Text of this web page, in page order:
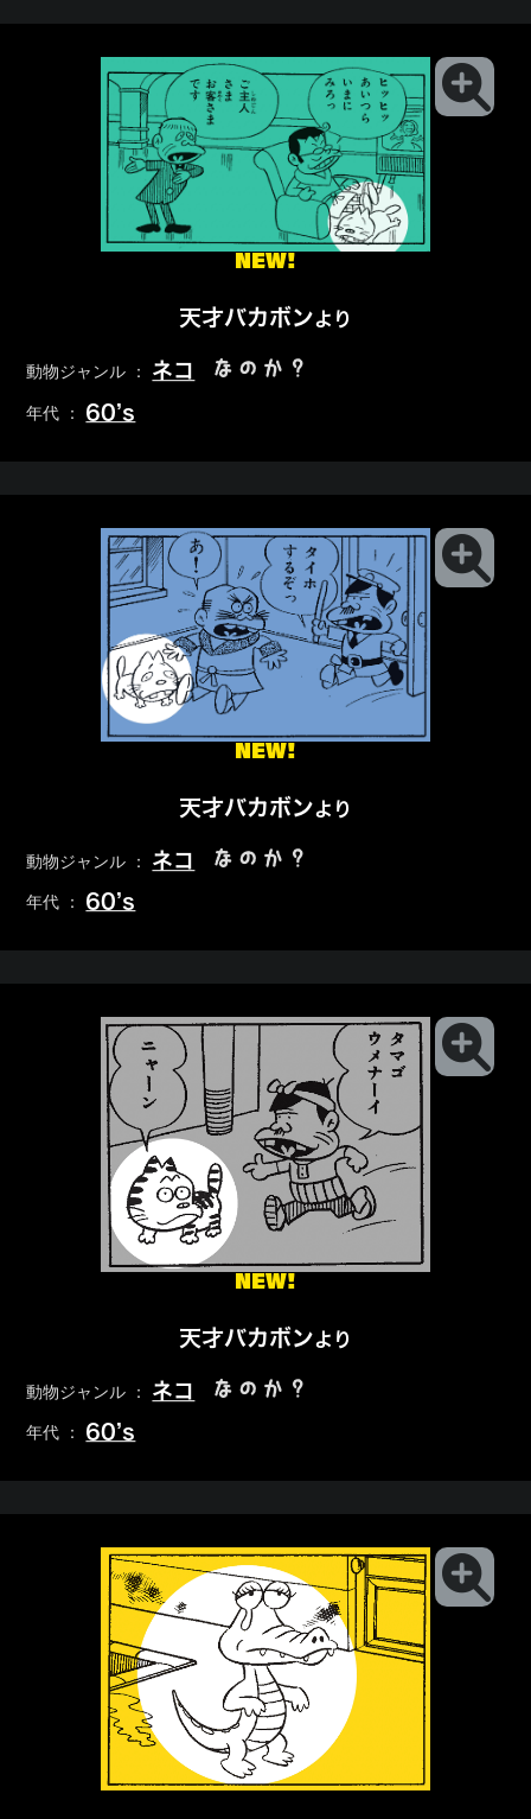
NEW!
天才バカボンより
動物ジャンル ： ネコ なのか？
年代 ： 60’s
NEW!
天才バカボンより
動物ジャンル ： ネコ なのか？
年代 ： 60’s
NEW!
天才バカボンより
動物ジャンル ： ネコ なのか？
年代 ： 60’s